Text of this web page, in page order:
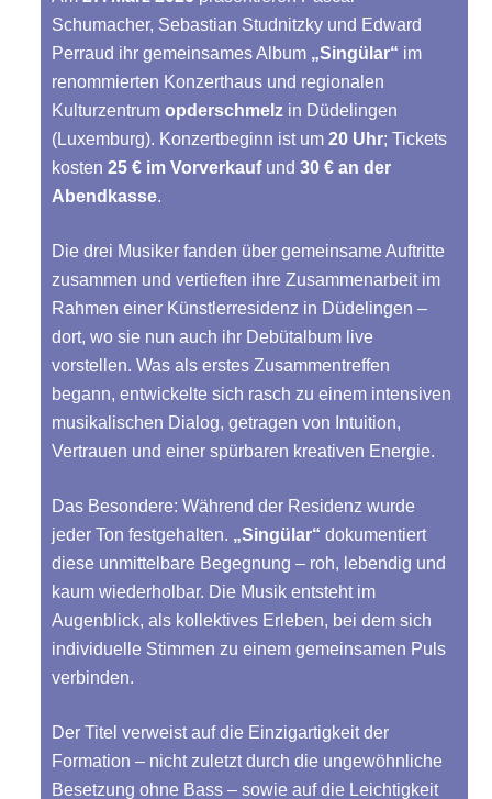
Schumacher, Sebastian Studnitzky und Edward
Perraud ihr gemeinsames Album „Singülar“ im
renommierten Konzerthaus und regionalen
Kulturzentrumopderschmelz in Düdelingen
(Luxemburg). Konzertbeginn ist um20 Uhr; Tickets
kosten25 € im Vorverkaufund30 € an der
Abendkasse.
Die drei Musiker fanden über gemeinsame Auftritte
zusammen und vertieften ihre Zusammenarbeit im
Rahmen einer Künstlerresidenz in Düdelingen –
dort, wo sie nun auch ihr Debütalbum live
vorstellen. Was als erstes Zusammentreffen
begann, entwickelte sich rasch zu einem intensiven
musikalischen Dialog, getragen von Intuition,
Vertrauen und einer spürbaren kreativen Energie.
Das Besondere: Während der Residenz wurde
jeder Ton festgehalten. „Singülar“ dokumentiert
diese unmittelbare Begegnung – roh, lebendig und
kaum wiederholbar. Die Musik entsteht im
Augenblick, als kollektives Erleben, bei dem sich
individuelle Stimmen zu einem gemeinsamen Puls
verbinden.
Der Titel verweist auf die Einzigartigkeit der
Formation – nicht zuletzt durch die ungewöhnliche
Besetzung ohne Bass – sowie auf die Leichtigkeit